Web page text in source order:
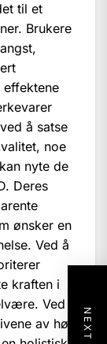
til et
Brukere
effektene
å satse
noe
nyte de
Deres
ønsker en
Ved å
kraften i
Ved å
av høy